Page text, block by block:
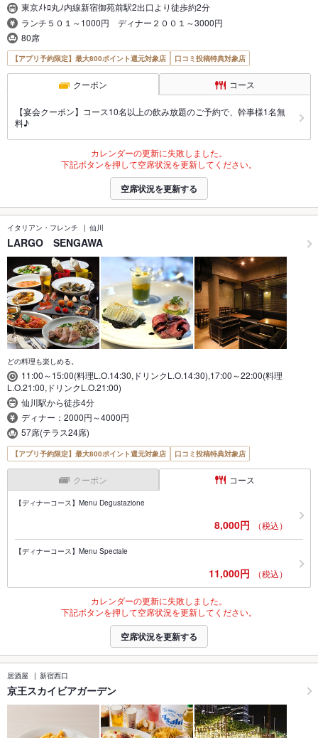
東京ﾒﾄﾛ丸ﾉ内線新宿御苑前駅2出口より徒歩約2分
ランチ５０１～1000円 ディナー２００１～3000円
80席
【アプリ予約限定】最大800ポイント還元対象店 口コミ投稿特典対象店
クーポン コース
【宴会クーポン】コース10名以上の飲み放題のご予約で、幹事様1名無
料♪
カレンダーの更新に失敗しました。
下記ボタンを押して空席状況を更新してください。
空席状況を更新する
イタリアン・フレンチ 仙川
LARGO SENGAWA
どの料理も楽しめる。
11:00～15:00(料理L.O.14:30,ドリンクL.O.14:30),17:00～22:00(料理
L.O.21:00,ドリンクL.O.21:00)
仙川駅から徒歩4分
ディナー：2000円～4000円
57席(テラス24席)
【アプリ予約限定】最大800ポイント還元対象店 口コミ投稿特典対象店
クーポン コース
【ディナーコース】Menu Degustazione
8,000円 （税込）
【ディナーコース】Menu Speciale
11,000円 （税込）
カレンダーの更新に失敗しました。
下記ボタンを押して空席状況を更新してください。
空席状況を更新する
居酒屋 新宿西口
京王スカイビアガーデン